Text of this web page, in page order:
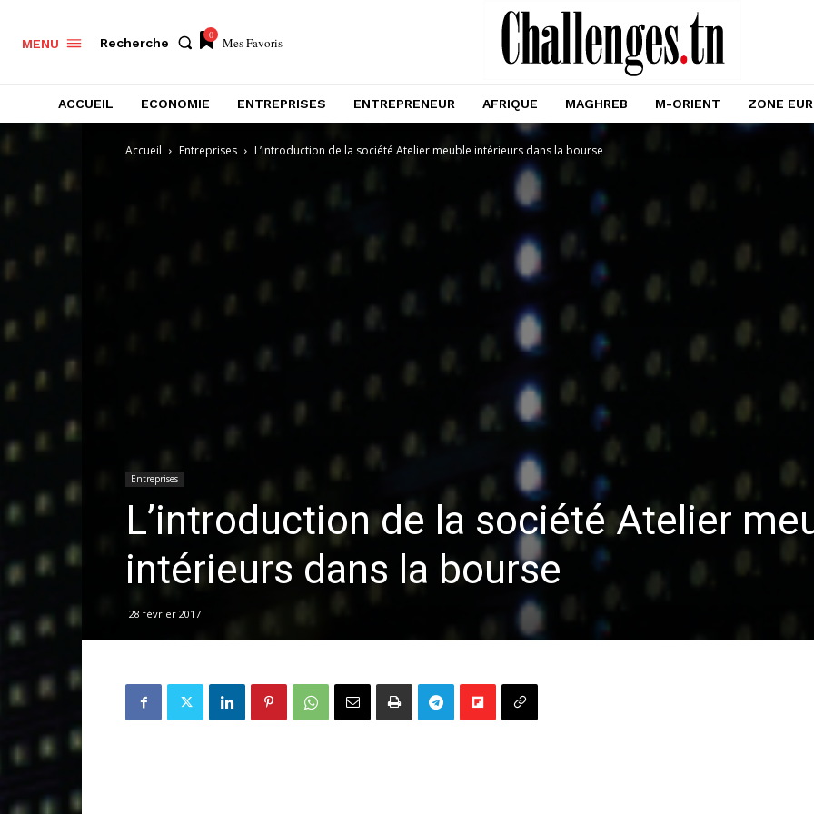
MENU Recherche
0 Mes Favoris
ACCUEIL ECONOMIE ENTREPRISES ENTREPRENEUR AFRIQUE MAGHREB M-ORIENT ZONE
Accueil Entreprises L’introduction de la société Atelier meuble intérieurs dans la bourse
Entreprises
L’introduction de la société Atelier
intérieurs dans la bourse
28 février 2017